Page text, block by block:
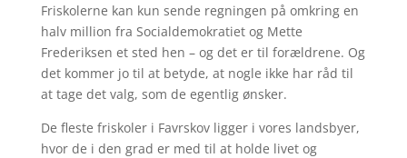
Friskolerne kan kun sende regningen på omkring en
halv million fra Socialdemokratiet og Mette
Frederiksen et sted hen – og det er til forældrene. Og
det kommer jo til at betyde, at nogle ikke har råd til
at tage det valg, som de egentlig ønsker.
De fleste friskoler i Favrskov ligger i vores landsbyer,
hvor de i den grad er med til at holde livet og